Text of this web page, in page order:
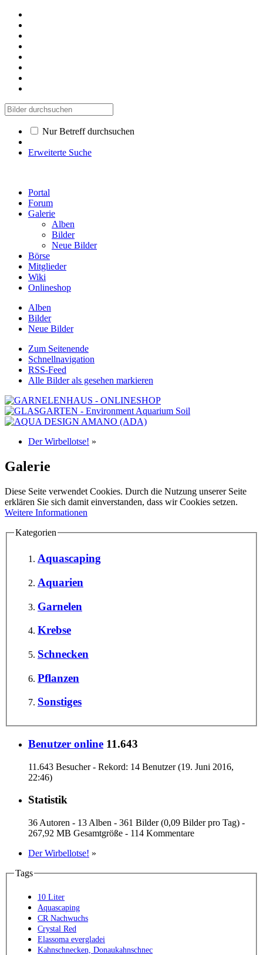
Nur Betreff durchsuchen
Erweiterte Suche
Portal
Forum
Galerie
Alben
Bilder
Neue Bilder
Börse
Mitglieder
Wiki
Onlineshop
Alben
Bilder
Neue Bilder
Zum Seitenende
Schnellnavigation
RSS-Feed
Alle Bilder als gesehen markieren
Der Wirbellotse! »
Galerie
Diese Seite verwendet Cookies. Durch die Nutzung unserer Seite
erklären Sie sich damit einverstanden, dass wir Cookies setzen.
Weitere Informationen
Kategorien
Aquascaping
Aquarien
Garnelen
Krebse
Schnecken
Pflanzen
Sonstiges
Benutzer online 11.643
11.643 Besucher - Rekord: 14 Benutzer (19. Juni 2016,
22:46)
Statistik
36 Autoren - 13 Alben - 361 Bilder (0,09 Bilder pro Tag) -
267,92 MB Gesamtgröße - 114 Kommentare
Der Wirbellotse! »
Tags
10 Liter
Aquascaping
CR Nachwuchs
Crystal Red
Elassoma evergladei
Kahnschnecken, Donaukahnschnec